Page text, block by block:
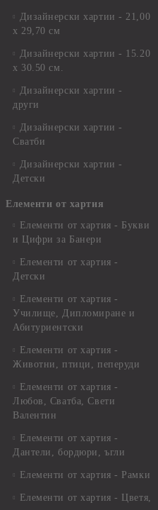
Дизайнерски хартии - 21,00
х 29,70 см
Дизайнерски хартии - 15.20
x 30.50 см.
Дизайнерски хартии -
други
Дизайнерски хартии -
Сватби
Дизайнерски хартии -
Детски
Елементи от хартия
Елементи от хартия - Букви
и Цифри за Банери
Елементи от хартия -
Детски
Елементи от хартия -
Училище, Дипломиране и
Абитуриентски
Елементи от хартия -
Животни, птици, пеперуди
Елементи от хартия -
Любов, Сватба, Свети
Валентин
Елементи от хартия -
Дантели, бордюри, ъгли
Елементи от хартия - Рамки
Елементи от хартия - Цветя,